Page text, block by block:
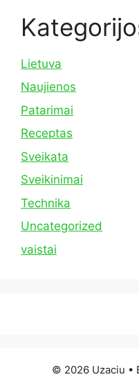
Lietuva
Naujienos
Patarimai
Receptas
Sveikata
Sveikinimai
Technika
Uncategorized
vaistai
© 2026 Uzaciu •